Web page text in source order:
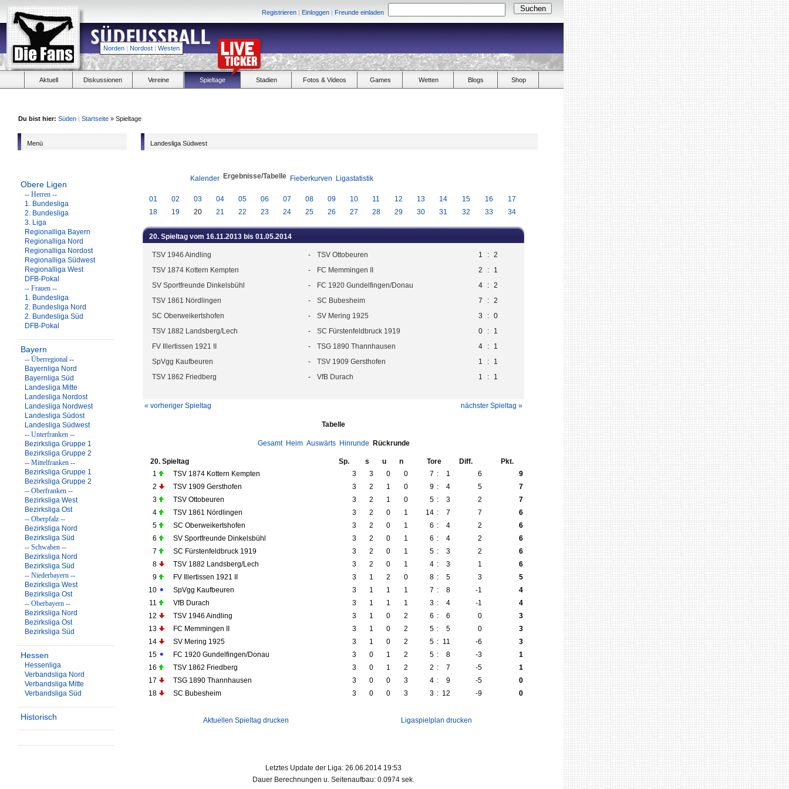
Registrieren | Einloggen | Freunde einladen
Norden | Nordost | Westen
Aktuell Diskussionen Vereine Spieltage Stadien Fotos & Videos Games Wetten Blogs Shop
Du bist hier: Süden | Startseite » Spieltage
Menü
Obere Ligen
-- Herren --
1. Bundesliga
2. Bundesliga
3. Liga
Regionalliga Bayern
Regionalliga Nord
Regionalliga Nordost
Regionalliga Südwest
Regionalliga West
DFB-Pokal
-- Frauen --
1. Bundesliga
2. Bundesliga Nord
2. Bundesliga Süd
DFB-Pokal
Bayern
-- Überregional --
Bayernliga Nord
Bayernliga Süd
Landesliga Mitte
Landesliga Nordost
Landesliga Nordwest
Landesliga Südost
Landesliga Südwest
-- Unterfranken --
Bezirksliga Gruppe 1
Bezirksliga Gruppe 2
-- Mittelfranken --
Bezirksliga Gruppe 1
Bezirksliga Gruppe 2
-- Oberfranken --
Bezirksliga West
Bezirksliga Ost
-- Oberpfalz --
Bezirksliga Nord
Bezirksliga Süd
-- Schwaben --
Bezirksliga Nord
Bezirksliga Süd
-- Niederbayern --
Bezirksliga West
Bezirksliga Ost
-- Oberbayern --
Bezirksliga Nord
Bezirksliga Ost
Bezirksliga Süd
Hessen
Hessenliga
Verbandsliga Nord
Verbandsliga Mitte
Verbandsliga Süd
Historisch
Landesliga Südwest
Kalender Ergebnisse/Tabelle Fieberkurven Ligastatistik
01 02 03 04 05 06 07 08 09 10 11 12 13 14 15 16
17
18
19 20 21 22 23 24 25 26 27 28 29 30 31 32 33 34
20. Spieltag vom 16.11.2013 bis 01.05.2014
TSV 1946 Aindling - TSV Ottobeuren 1 : 2
TSV 1874 Kottern Kempten
- FC Memmingen II 2 :
1
SV Sportfreunde Dinkelsbühl
- FC 1920 Gundelfingen/Donau 4 : 2
TSV 1861 Nördlingen
- SC Bubesheim 7 : 2
SC Oberweikertshofen
- SV Mering 1925 3 : 0
TSV 1882 Landsberg/Lech
- SC Fürstenfeldbruck 1919 0 :
1
FV Illertissen 1921 II
- TSG 1890 Thannhausen 4 :
1
SpVgg Kaufbeuren
- TSV 1909 Gersthofen 1 :
1
TSV 1862 Friedberg
- VfB Durach 1 : 1
« vorheriger Spieltag nächster Spieltag »
Tabelle
Gesamt Heim Auswärts Hinrunde Rückrunde
20. Spieltag Sp. s u n Tore Diff.
Pkt.
1
TSV 1874 Kottern Kempten 3 3 0 0 7 : 1 6
9
2
TSV 1909 Gersthofen 3 2 1 0 9 : 4 5
7
3
TSV Ottobeuren 3 2 1 0 5 : 3 2
7
4
TSV 1861 Nördlingen 3 2 0 1 14 : 7 7
6
5
SC Oberweikertshofen 3 2 0 1 6 : 4 2
6
6
SV Sportfreunde Dinkelsbühl 3 2 0 1 6 : 4 2
6
7
SC Fürstenfeldbruck 1919 3 2 0 1 5 : 3 2
6
8
TSV 1882 Landsberg/Lech 3 2 0 1 4 : 3 1
6
9
FV Illertissen 1921 II 3 1 2 0 8 : 5 3
5
10
SpVgg Kaufbeuren 3 1 1 1 7 : 8 -1
4
11
VfB Durach 3 1 1 1 3 : 4 -1
4
12
TSV 1946 Aindling 3 1 0 2 6 : 6 0
3
13
FC Memmingen II 3 1 0 2 5 : 5 0
3
14
SV Mering 1925 3 1 0 2 5 : 11 -6
3
15
FC 1920 Gundelfingen/Donau 3 0 1 2 5 : 8 -3
1
16
TSV 1862 Friedberg 3 0 1 2 2 : 7 -5
1
17
TSG 1890 Thannhausen 3 0 0 3 4 : 9 -5
0
18
SC Bubesheim 3 0 0 3 3 : 12 -9 0
Aktuellen Spieltag drucken Ligaspielplan drucken
Letztes Update der Liga: 26.06.2014 19:53
Dauer Berechnungen u. Seitenaufbau: 0.0974 sek.